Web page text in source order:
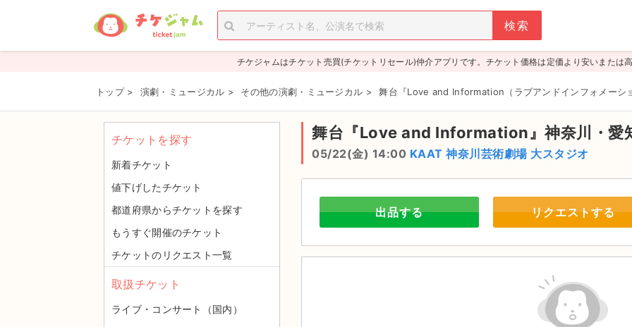
チケジャムはチケット売買(チケットリセール)仲介アプリです。チケット価格は定価より安いまたは
トップ > 演劇・ミュージカル > その他の演劇・ミュージカル > 舞台『Love and Information（ラブアンドインフォメーシ
舞台『Love and Information』神奈川・愛
05/22(金) 14:00 KAAT 神奈川芸術劇場 大スタジオ
出品する リクエストする
チケットを探す
新着チケット
値下げしたチケット
都道府県からチケットを探す
もうすぐ開催のチケット
チケットのリクエスト一覧
取扱チケット
ライブ・コンサート（国内）